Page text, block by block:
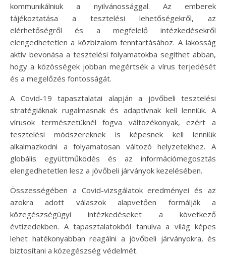
kommunikálniuk a nyilvánossággal. Az emberek
tájékoztatása a tesztelési lehetőségekről, az
elérhetőségről és a megfelelő intézkedésekről
elengedhetetlen a közbizalom fenntartásához. A lakosság
aktív bevonása a tesztelési folyamatokba segíthet abban,
hogy a közösségek jobban megértsék a vírus terjedését
és a megelőzés fontosságát.
A Covid-19 tapasztalatai alapján a jövőbeli tesztelési
stratégiáknak rugalmasnak és adaptívnak kell lenniük. A
vírusok természetüknél fogva változékonyak, ezért a
tesztelési módszereknek is képesnek kell lenniük
alkalmazkodni a folyamatosan változó helyzetekhez. A
globális együttműködés és az információmegosztás
elengedhetetlen lesz a jövőbeli járványok kezelésében.
Összességében a Covid-vizsgálatok eredményei és az
azokra adott válaszok alapvetően formálják a
közegészségügyi intézkedéseket a következő
évtizedekben. A tapasztalatokból tanulva a világ képes
lehet hatékonyabban reagálni a jövőbeli járványokra, és
biztosítani a közegészség védelmét.